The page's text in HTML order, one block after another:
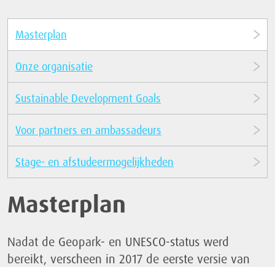
Masterplan
Onze organisatie
Sustainable Development Goals
Voor partners en ambassadeurs
Stage- en afstudeermogelijkheden
Masterplan
Nadat de Geopark- en UNESCO-status werd
bereikt, verscheen in 2017 de eerste versie van